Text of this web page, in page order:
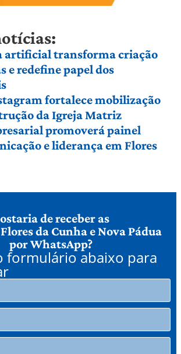
artificial transforma criação
e redefine papel dos
fortalece mobilização
da Igreja Matriz
promoverá painel
e liderança em Flores
de receber as
da Cunha e Nova Pádua
por WhatsApp?
formulário abaixo para